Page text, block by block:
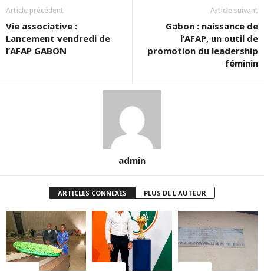
Article précédent
Vie associative :
Lancement vendredi de
l’AFAP GABON
Article suivant
Gabon : naissance de
l’AFAP, un outil de
promotion du leadership
féminin
admin
ARTICLES CONNEXES PLUS DE L'AUTEUR